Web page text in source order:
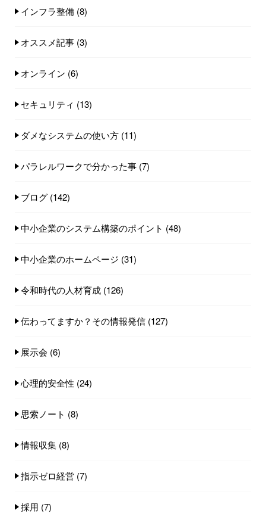
インフラ整備 (8)
オススメ記事 (3)
オンライン (6)
セキュリティ (13)
ダメなシステムの使い方 (11)
パラレルワークで分かった事 (7)
ブログ (142)
中小企業のシステム構築のポイント (48)
中小企業のホームページ (31)
令和時代の人材育成 (126)
伝わってますか？その情報発信 (127)
展示会 (6)
心理的安全性 (24)
思索ノート (8)
情報収集 (8)
指示ゼロ経営 (7)
採用 (7)